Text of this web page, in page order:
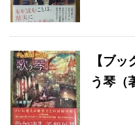
【ブ
う琴（